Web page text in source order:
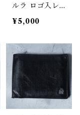
ルラ ロゴ入レ
ザーロングウォ
レット blue
¥5,000